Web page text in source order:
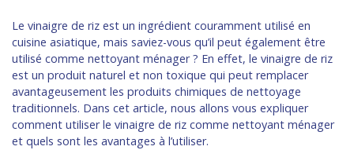
Le vinaigre de riz est un ingrédient couramment utilisé en
cuisine asiatique, mais saviez-vous qu’il peut également être
utilisé comme nettoyant ménager ? En effet, le vinaigre de riz
est un produit naturel et non toxique qui peut remplacer
avantageusement les produits chimiques de nettoyage
traditionnels. Dans cet article, nous allons vous expliquer
comment utiliser le vinaigre de riz comme nettoyant ménager
et quels sont les avantages à l’utiliser.